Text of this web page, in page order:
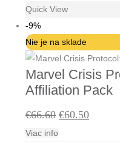
bola:
€66.60.
Quick View
-9%
Nie je na sklade
Marvel Crisis
Affiliation Pack
€66.60 Pôvodná
€60.50
Viac info